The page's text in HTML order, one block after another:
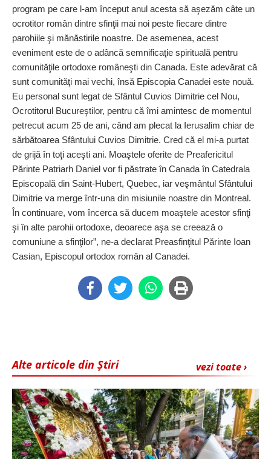
program pe care l-am început anul acesta să aşezăm câte un
ocrotitor român dintre sfinţii mai noi peste fiecare dintre
parohiile şi mănăstirile noastre. De asemenea, acest
eveniment este de o adâncă semnificaţie spirituală pentru
comunităţile ortodoxe româneşti din Canada. Este adevărat că
sunt comunităţi mai vechi, însă Episcopia Canadei este nouă.
Eu personal sunt legat de Sfântul Cuvios Dimitrie cel Nou,
Ocrotitorul Bucureştilor, pentru că îmi amintesc de momentul
petrecut acum 25 de ani, când am plecat la Ierusalim chiar de
sărbătoarea Sfântului Cuvios Dimitrie. Cred că el mi-a purtat
de grijă în toţi aceşti ani. Moaştele oferite de Preafericitul
Părinte Patriarh Daniel vor fi păstrate în Canada în Catedrala
Episcopală din Saint-Hubert, Quebec, iar veşmântul Sfântului
Dimitrie va merge într-una din misiunile noastre din Montreal.
În continuare, vom încerca să ducem moaştele acestor sfinţi
şi în alte parohii ortodoxe, deoarece aşa se creează o
comuniune a sfinţilor”, ne-a declarat Preasfinţitul Părinte Ioan
Casian, Episcopul ortodox român al Canadei.
vezi toate ›
Alte articole din Știri